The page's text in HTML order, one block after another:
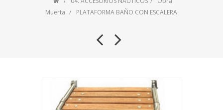
Muerta
PLATAFORMA BAÑO CON ESCALERA